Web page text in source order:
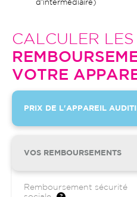
d'intermédiaire)
CALCULER LES
VOTRE
PRIX DE L'APPAREIL
VOS REMBOURSEMENTS
Remboursement sécurité